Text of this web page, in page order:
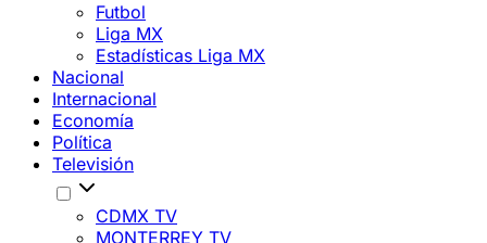
Futbol
Liga MX
Estadísticas Liga MX
Nacional
Internacional
Economía
Política
Televisión
CDMX TV
MONTERREY TV